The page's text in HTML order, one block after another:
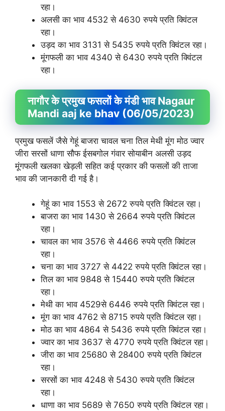
रहा।
अलसी का भाव 4532 से 4630 रुपये प्रति क्विंटल
रहा।
उड़द का भाव 3131 से 5435 रुपये प्रति क्विंटल रहा।
मूंगफली का भाव 4340 से 6430 रुपये प्रति क्विंटल
रहा।
नागौर के प्रमुख फसलों के मंडी भाव Nagaur
Mandi aaj ke bhav (06/05/2023)
प्रमुख फसलें जैसे गेहूं बाजरा चावल चना तिल मेथी मूंग मोठ ज्वार
जीरा सरसों धाणा सौफ ईसबगोल गंवार सोयाबीन अलसी उड़द
मूंगफली खलका खेड़ली सहित कई प्रकार की फसलों की ताजा
भाव की जानकारी दी गई है।
गेहूं का भाव 1553 से 2672 रुपये प्रति क्विंटल रहा।
बाजरा का भाव 1430 से 2664 रुपये प्रति क्विंटल
रहा।
चावल का भाव 3576 से 4466 रुपये प्रति क्विंटल
रहा।
चना का भाव 3727 से 4422 रुपये प्रति क्विंटल रहा।
तिल का भाव 9848 से 15440 रुपये प्रति क्विंटल
रहा।
मेथी का भाव 4529से 6446 रुपये प्रति क्विंटल रहा।
मूंग का भाव 4762 से 8715 रुपये प्रति क्विंटल रहा।
मोठ का भाव 4864 से 5436 रुपये प्रति क्विंटल रहा।
ज्वार का भाव 3637 से 4770 रुपये प्रति क्विंटल रहा।
जीरा का भाव 25680 से 28400 रुपये प्रति क्विंटल
रहा।
सरसों का भाव 4248 से 5430 रुपये प्रति क्विंटल
रहा।
धाणा का भाव 5689 से 7650 रुपये प्रति क्विंटल रहा।